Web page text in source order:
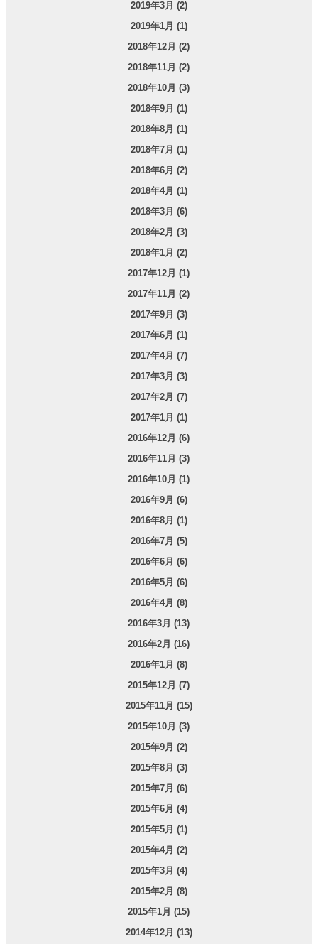
2019年3月 (2)
2019年1月 (1)
2018年12月 (2)
2018年11月 (2)
2018年10月 (3)
2018年9月 (1)
2018年8月 (1)
2018年7月 (1)
2018年6月 (2)
2018年4月 (1)
2018年3月 (6)
2018年2月 (3)
2018年1月 (2)
2017年12月 (1)
2017年11月 (2)
2017年9月 (3)
2017年6月 (1)
2017年4月 (7)
2017年3月 (3)
2017年2月 (7)
2017年1月 (1)
2016年12月 (6)
2016年11月 (3)
2016年10月 (1)
2016年9月 (6)
2016年8月 (1)
2016年7月 (5)
2016年6月 (6)
2016年5月 (6)
2016年4月 (8)
2016年3月 (13)
2016年2月 (16)
2016年1月 (8)
2015年12月 (7)
2015年11月 (15)
2015年10月 (3)
2015年9月 (2)
2015年8月 (3)
2015年7月 (6)
2015年6月 (4)
2015年5月 (1)
2015年4月 (2)
2015年3月 (4)
2015年2月 (8)
2015年1月 (15)
2014年12月 (13)